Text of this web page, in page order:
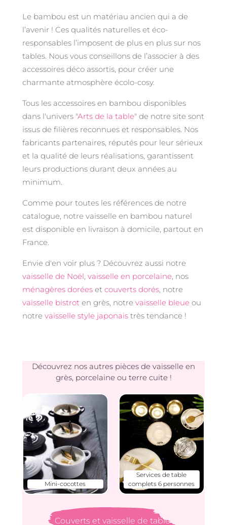
Le bambou est un matériau ancien qui a de
l’avenir ! Ces qualités naturelles et éco-
responsables l’imposent de plus en plus sur nos
tables. Nous vous conseillons de l’associer à des
accessoires déco assortis, pour créer une
charmante atmosphère écolo-cosy.
Tous les accessoires en bambou disponibles
dans l'univers "Arts de la table" de notre site sont
issus de filières reconnues et responsables. Nos
fabricants partenaires, réputés pour leur sérieux
et la qualité de leurs réalisations, garantissent
leurs productions durant deux années au
minimum.
Comme pour toutes les références de notre
catalogue, notre vaisselle en bambou naturel
est disponible en livraison à domicile, partout en
France.
Envie d'en voir plus ? Découvrez aussi notre
vaisselle de Noël vaisselle en porcelaine , nos
ménagères dorées et couverts dorés , notre
vaisselle bistrot en grès, notre vaisselle bleue ou
notre vaisselle style japonais très tendance !
Mini-cocottes
Découvrez nos autres pièces de vaisselle en
grès, porcelaine ou terre cuite !
Couverts et vaisselle de table
Services de table
complets 6 personnes